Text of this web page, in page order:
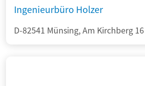
Ingenieurbüro Holzer
D-82541 Münsing, Am Kirchberg